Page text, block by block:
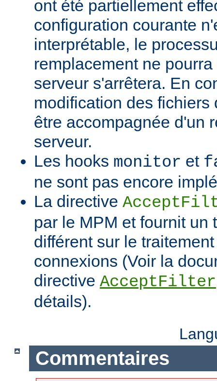
ont été partiellement
configuration courante
interprétable, le
remplacement ne
serveur s'arrêtera. En
modification des fichiers
être accompagnée d'un
serveur.
Les hooks monitor et
ne sont pas encore
La directive
par le MPM et fournit un
différent sur le
connexions (Voir la
directive AcceptFilter
détails).
Commentaires